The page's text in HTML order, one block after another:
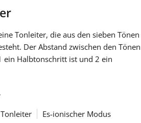
Tonleiter, die aus den sieben Tönen
Der Abstand zwischen den Tönen
ein Halbtonschritt ist und 2 ein
Es-ionischer Modus